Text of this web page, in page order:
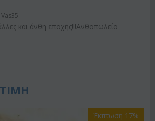
Vas35
και άνθη εποχής!!!Ανθοπωλείο
Έκπτωση 17%